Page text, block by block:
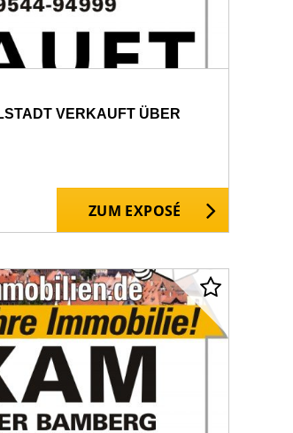
VERKAUFT ÜBER
ZUM EXPOSÉ